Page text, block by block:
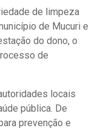
de limpeza
de Mucuri e
do dono, o
de
locais
pública. De
prevenção e